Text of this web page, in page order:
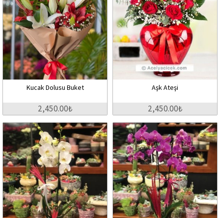
Kucak Dolusu Buket
2,450.00₺
Aşk Ateşi
2,450.00₺